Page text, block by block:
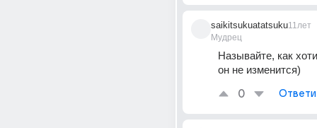
saikitsukuatatsuku
Мудрец
11лет
Называйте, как
он не изменится)
0